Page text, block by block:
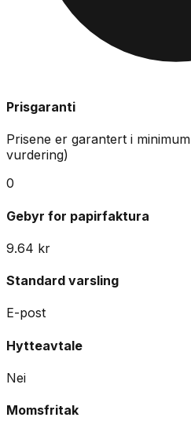
Prisgaranti
Prisene er garantert i minimum
vurdering)
0
Gebyr for papirfaktura
9.64 kr
Standard varsling
E-post
Hytteavtale
Nei
Momsfritak